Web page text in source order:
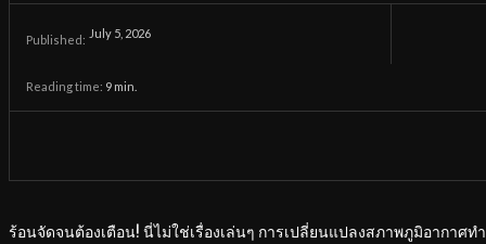
Published: July 5, 2026
Reading time: 9 min.
ร้อนจัดจนต้องเตือน! นี่ไม่ใช่เรื่องเล่นๆ การเปลี่ยนแปลงสภาพภูมิอากาศท